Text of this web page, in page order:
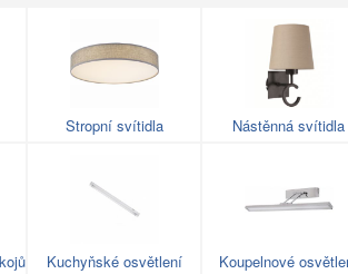
Stropní svítidla Nástěnná svítidla
Kuchyňské osvětlení Koupelnové